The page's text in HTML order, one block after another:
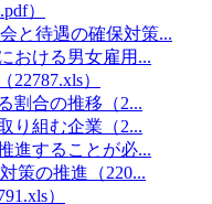
）
と待遇の確保対策...
おける男女雇用...
）
割合の推移（2...
り組む企業（2...
進することが必...
策の推進（220...
）